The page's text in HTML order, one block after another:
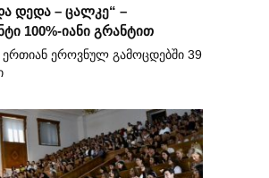
დედა – ცალკე“ –
100%-იანი გრანტით
ეროვნულ გამოცდებში 39